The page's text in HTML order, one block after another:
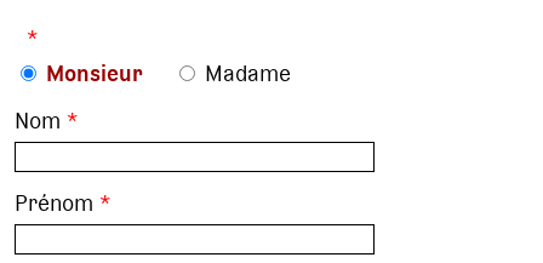
*
Monsieur
Madame
Nom *
Prénom *